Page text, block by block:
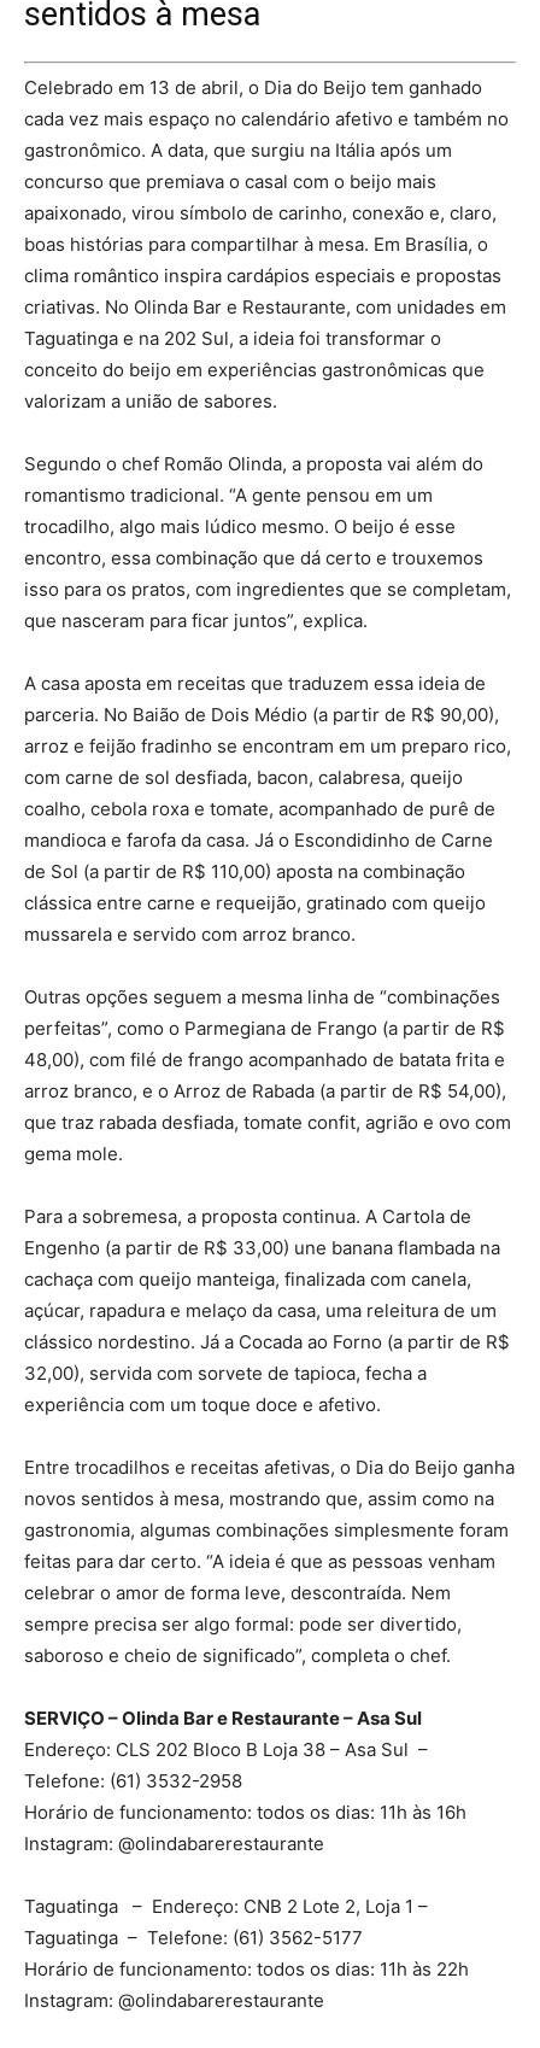
sentidos à mesa
Celebrado em 13 de abril, o Dia do Beijo tem ganhado
cada vez mais espaço no calendário afetivo e também no
gastronômico. A data, que surgiu na Itália após um
concurso que premiava o casal com o beijo mais
apaixonado, virou símbolo de carinho, conexão e, claro,
boas histórias para compartilhar à mesa. Em Brasília, o
clima romântico inspira cardápios especiais e propostas
criativas. No Olinda Bar e Restaurante, com unidades em
Taguatinga e na 202 Sul, a ideia foi transformar o
conceito do beijo em experiências gastronômicas que
valorizam a união de sabores.
Segundo o chef Romão Olinda, a proposta vai além do
romantismo tradicional. “A gente pensou em um
trocadilho, algo mais lúdico mesmo. O beijo é esse
encontro, essa combinação que dá certo e trouxemos
isso para os pratos, com ingredientes que se completam,
que nasceram para ficar juntos”, explica.
A casa aposta em receitas que traduzem essa ideia de
parceria. No Baião de Dois Médio (a partir de R$ 90,00),
arroz e feijão fradinho se encontram em um preparo rico,
com carne de sol desfiada, bacon, calabresa, queijo
coalho, cebola roxa e tomate, acompanhado de purê de
mandioca e farofa da casa. Já o Escondidinho de Carne
de Sol (a partir de R$ 110,00) aposta na combinação
clássica entre carne e requeijão, gratinado com queijo
mussarela e servido com arroz branco.
Outras opções seguem a mesma linha de “combinações
perfeitas”, como o Parmegiana de Frango (a partir de R$
48,00), com filé de frango acompanhado de batata frita e
arroz branco, e o Arroz de Rabada (a partir de R$ 54,00),
que traz rabada desfiada, tomate confit, agrião e ovo com
gema mole.
Para a sobremesa, a proposta continua. A Cartola de
Engenho (a partir de R$ 33,00) une banana flambada na
cachaça com queijo manteiga, finalizada com canela,
açúcar, rapadura e melaço da casa, uma releitura de um
clássico nordestino. Já a Cocada ao Forno (a partir de R$
32,00), servida com sorvete de tapioca, fecha a
experiência com um toque doce e afetivo.
Entre trocadilhos e receitas afetivas, o Dia do Beijo ganha
novos sentidos à mesa, mostrando que, assim como na
gastronomia, algumas combinações simplesmente foram
feitas para dar certo. “A ideia é que as pessoas venham
celebrar o amor de forma leve, descontraída. Nem
sempre precisa ser algo formal: pode ser divertido,
saboroso e cheio de significado”, completa o chef.
SERVIÇO – Olinda Bar e Restaurante – Asa Sul
Endereço: CLS 202 Bloco B Loja 38 – Asa Sul –
Telefone: (61) 3532-2958
Horário de funcionamento: todos os dias: 11h às 16h
Instagram: @olindabarerestaurante
Taguatinga – Endereço: CNB 2 Lote 2, Loja 1 –
Taguatinga – Telefone: (61) 3562-5177
Horário de funcionamento: todos os dias: 11h às 22h
Instagram: @olindabarerestaurante